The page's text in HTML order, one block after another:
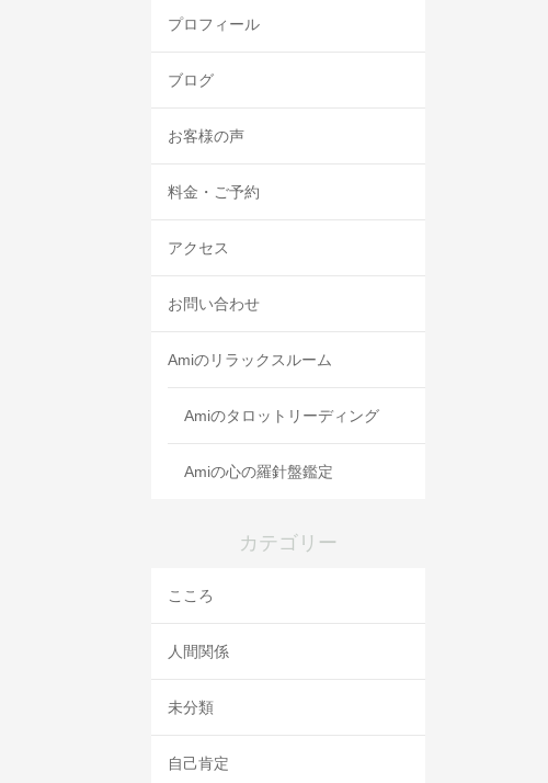
プロフィール
ブログ
お客様の声
料金・ご予約
アクセス
お問い合わせ
Amiのリラックスルーム
Amiのタロットリーディング
Amiの心の羅針盤鑑定
カテゴリー
こころ
人間関係
未分類
自己肯定